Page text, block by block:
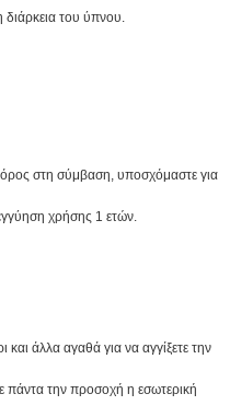
διάρκεια του ύπνου.
όρος στη σύμβαση, υποσχόμαστε για
χρήσης 1 ετών.
άλλα αγαθά για να αγγίξετε την
την προσοχή η εσωτερική